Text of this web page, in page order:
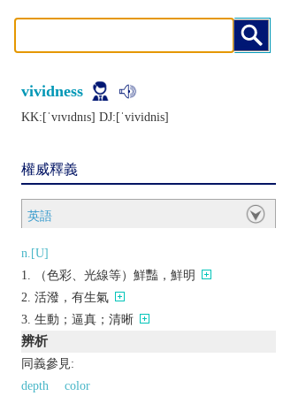
vividness
KK:[ˈvɪvɪdnɪs] DJ:[ˈvividnis]
權威釋義
英語
n.[U]
（色彩、光線等）鮮豔，鮮明
活潑，有生氣
生動；逼真；清晰
辨析
同義參見:
depth
color